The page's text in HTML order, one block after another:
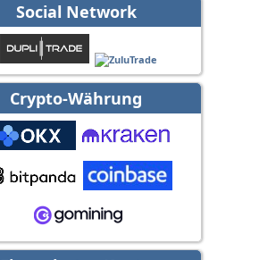
Social Network
Crypto-Währung